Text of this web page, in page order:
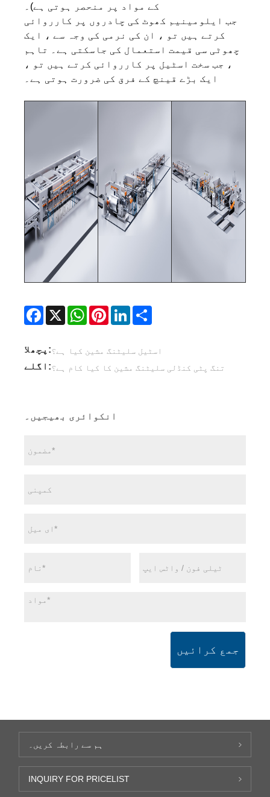
کے مواد پر منحصر ہوتی ہے)۔
جب ایلومینیم کھوٹ کی چادروں پر کارروائی
کرتے ہیں تو ، ان کی نرمی کی وجہ سے ، ایک
چھوٹی سی قیمت استعمال کی جاسکتی ہے۔ تاہم
، جب سخت اسٹیل پر کارروائی کرتے ہیں تو ،
ایک بڑے قینچ کے فرق کی ضرورت ہوتی ہے۔
Facebook
X WhatsAppPinterestLinkedIn
پچھلا:اسٹیل سلیٹنگ مشین کیا ہے؟
اگلے:تنگ پٹی کنڈلی سلیٹنگ مشین کا کیا کام ہے؟
انکوائری بھیجیں۔
جمع کرائیں
ہم سے رابطہ کریں۔
INQUIRY FOR PRICELIST